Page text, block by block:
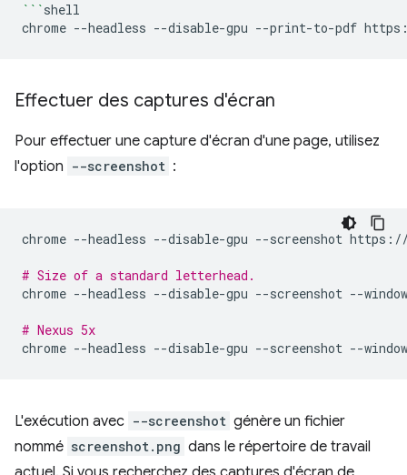
```shell
chrome --headless --disable-gpu --print-to-pdf
Effectuer des captures d'écran
Pour effectuer une capture d'écran d'une page, utilisez
l'option --screenshot :
chrome --headless --disable-gpu --screenshot https://
# Size of a standard letterhead.
chrome --headless --disable-gpu --screenshot --
# Nexus 5x
chrome --headless --disable-gpu --screenshot --
L'exécution avec --screenshot génère un fichier
nommé screenshot.png dans le répertoire de travail